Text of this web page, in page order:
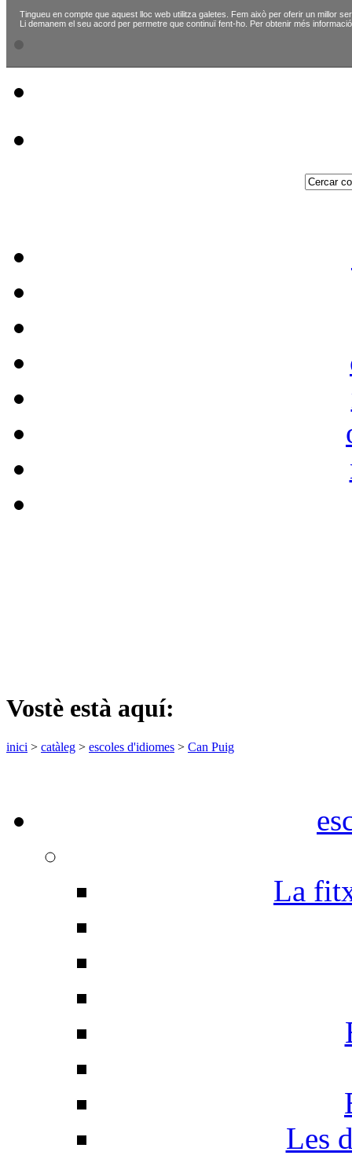
Tingueu en compte que aquest lloc web utilitza galetes. Fem això per oferir un millor
Li demanem el seu acord per permetre que continuï fent-ho. Per obtenir més
Vostè està aquí:
inici > catàleg > escoles d'idiomes > Can Puig
La
Les